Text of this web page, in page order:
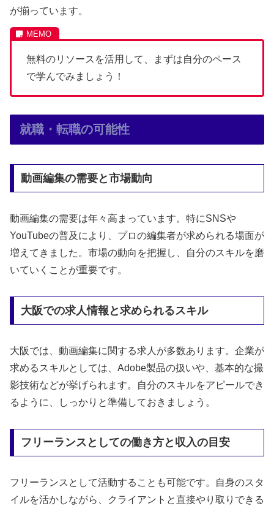
が揃っています。
無料のリソースを活用して、まずは自分のペース
で学んでみましょう！
就職・転職の可能性
動画編集の需要と市場動向
動画編集の需要は年々高まっています。特にSNSや
YouTubeの普及により、プロの編集者が求められる場面が
増えてきました。市場の動向を把握し、自分のスキルを磨
いていくことが重要です。
大阪での求人情報と求められるスキル
大阪では、動画編集に関する求人が多数あります。企業が
求めるスキルとしては、Adobe製品の扱いや、基本的な撮
影技術などが挙げられます。自分のスキルをアピールでき
るように、しっかりと準備しておきましょう。
フリーランスとしての働き方と収入の目安
フリーランスとして活動することも可能です。自身のスタ
イルを活かしながら、クライアントと直接やり取りできる